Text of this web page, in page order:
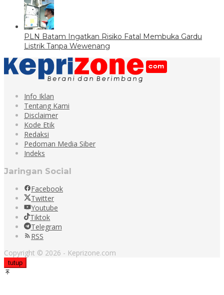
PLN Batam Ingatkan Risiko Fatal Membuka Gardu
Listrik Tanpa Wewenang
Info Iklan
Tentang Kami
Disclaimer
Kode Etik
Redaksi
Pedoman Media Siber
Indeks
Jaringan Social
Facebook
Twitter
Youtube
Tiktok
Telegram
RSS
Copyright © 2026 - Keprizone.com
tutup